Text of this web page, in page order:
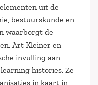
uit de
bestuurskunde en
waarborgt de
Art Kleiner en
invulling aan
histories. Ze
in kaart in